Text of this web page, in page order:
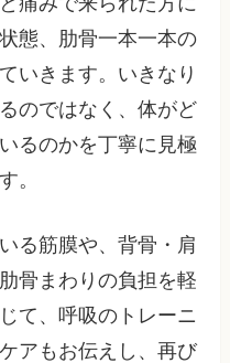
態、肋骨一本一本の
いきます。いきなり
のではなく、体がど
るのかを丁寧に見極
。
る筋膜や、背骨・肩
骨まわりの負担を軽
て、呼吸のトレーニ
アもお伝えし、再び